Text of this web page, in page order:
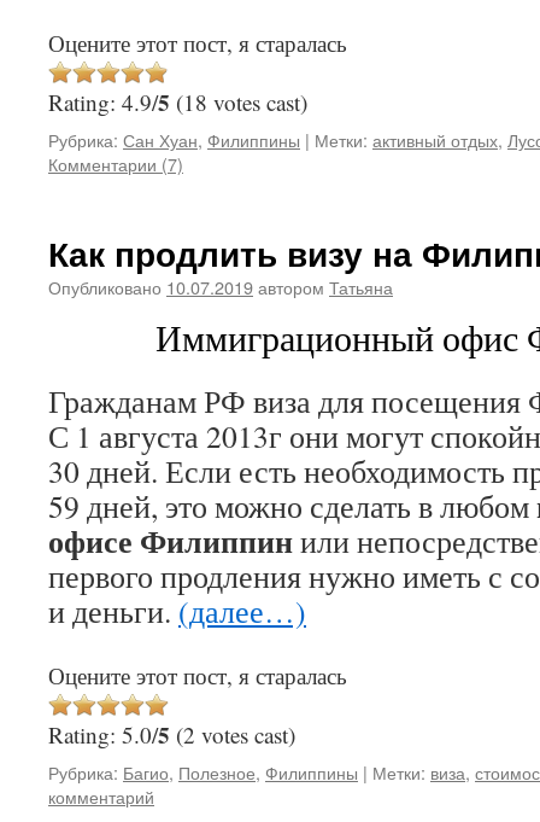
Оцените этот пост, я старалась
Rating: 4.9/5 (18 votes cast)
Рубрика: Сан Хуан, Филиппины | Метки: активный отдых,
Комментарии (7)
Как продлить визу на
Опубликовано 10.07.2019автором Татьяна
Иммиграционный офис
Гражданам РФ виза для
С 1 августа 2013г они могут
30 дней. Если есть необходимость
59 дней, это можно сделать в любом
офисе Филиппинили
первого продления нужно иметь с
и деньги. (далее…)
Оцените этот пост, я старалась
Rating: 5.0/5 (2 votes cast)
Рубрика: Багио, Полезное, Филиппины | Метки: виза,
комментарий